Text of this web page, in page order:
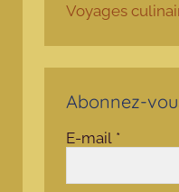
Voyages
Abonnez-
E-mail *